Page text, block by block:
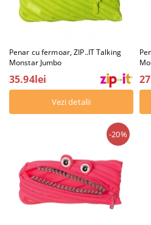
Penar cu fermoar, ZIP..IT Talking
Monstar Jumbo
35.94lei
Vezi detalii
-20%